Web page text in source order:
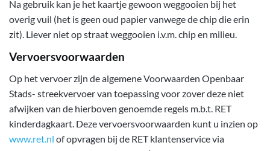
Na gebruik kan je het kaartje gewoon weggooien bij het
overig vuil (het is geen oud papier vanwege de chip die erin
zit). Liever niet op straat weggooien i.v.m. chip en milieu.
Vervoersvoorwaarden
Op het vervoer zijn de algemene Voorwaarden Openbaar
Stads- streekvervoer van toepassing voor zover deze niet
afwijken van de hierboven genoemde regels m.b.t. RET
kinderdagkaart. Deze vervoersvoorwaarden kunt u inzien op
www.ret.nl of opvragen bij de RET klantenservice via